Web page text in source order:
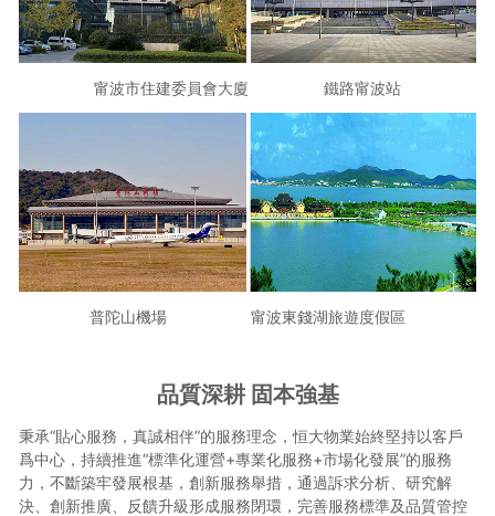
甯波市住建委員會大廈 鐵路甯波站
普陀山機場 甯波東錢湖旅遊度假區
品質深耕 固本強基
秉承“貼心服務，真誠相伴”的服務理念，恒大物業始終堅持以客戶
爲中心，持續推進“標準化運營+專業化服務+市場化發展”的服務
力，不斷築牢發展根基，創新服務舉措，通過訴求分析、研究解
決、創新推廣、反饋升級形成服務閉環，完善服務標準及品質管控